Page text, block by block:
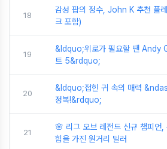
18
감성 팝의 정수, John K 추천 플
크 포함)
19
&ldquo;위로가 필요할 땐 Andy
트 5&rdquo;
20
&ldquo;접힌 귀 속의 매력
정복!&rdquo;
21
🌸 리그 오브 레전드 신규 챔피언
힘을 가진 원거리 딜러